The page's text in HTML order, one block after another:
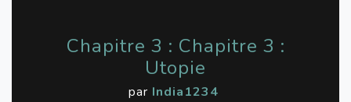
Chapitre 3 : Chapitre 3 :
Utopie
par India1234